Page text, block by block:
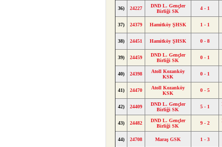
36) 24227
DND L. Gençler
Birliği SK
4 - 1
37) 24379 Hamitköy ŞHSK 1 - 1
38) 24451 Hamitköy ŞHSK 0 - 8
39) 24459
DND L. Gençler
Birliği SK
0 - 1
40) 24398
Atoll Kozanköy
KSK
0 - 1
41) 24470
Atoll Kozanköy
KSK
0 - 5
42) 24409
DND L. Gençler
Birliği SK
5 - 1
43) 24482
DND L. Gençler
Birliği SK
9 - 2
44) 24708 Maraş GSK 1 - 3